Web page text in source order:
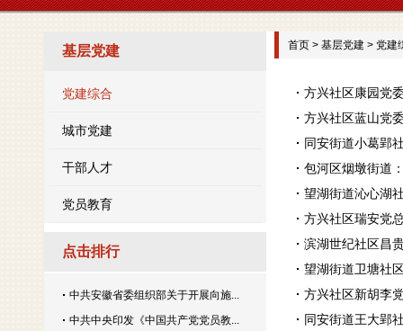
基层党建
党建综合
城市党建
干部人才
党员教育
点击排行
中共安徽省委组织部关于开展向施...
中共中央印发《中国共产党党员教...
首页> 基层党建> 党建
方兴社区康园党
方兴社区蓝山党
同安街道小葛郢
包河区烟墩街道
望湖街道沁心湖
方兴社区瑞安党
滨湖世纪社区昌
望湖街道卫塘社
方兴社区新胡李
同安街道王大郢